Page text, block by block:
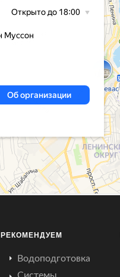
РЕКОМЕНДУЕМ
Водоподготовка